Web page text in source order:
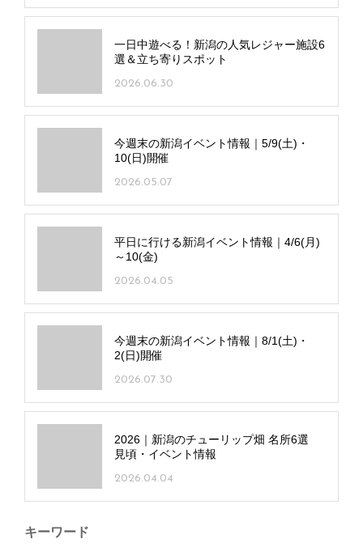
一日中遊べる！新潟の人気レジャー施設6
選＆立ち寄りスポット
2026.06.30
今週末の新潟イベント情報｜5/9(土)・
10(日)開催
2026.05.07
平日に行ける新潟イベント情報｜4/6(月)
～10(金)
2026.04.05
今週末の新潟イベント情報｜8/1(土)・
2(日)開催
2026.07.30
2026｜新潟のチューリップ畑 名所6選
見頃・イベント情報
2026.04.04
キーワード